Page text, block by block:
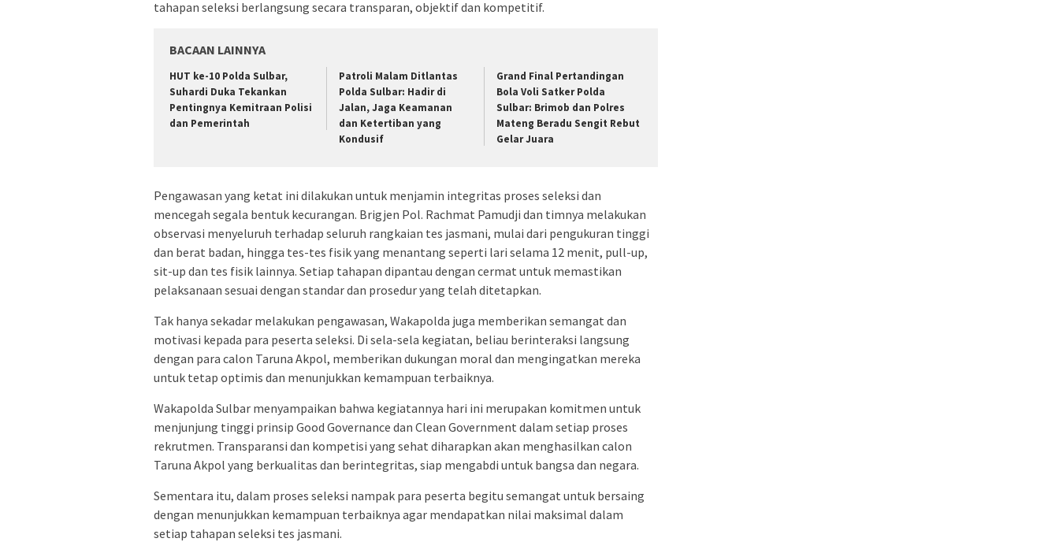
tahapan seleksi berlangsung secara transparan, objektif dan kompetitif.
BACAAN LAINNYA
HUT ke-10 Polda Sulbar,
Suhardi Duka Tekankan
Pentingnya Kemitraan Polisi
dan Pemerintah
Patroli Malam Ditlantas
Polda Sulbar: Hadir di
Jalan, Jaga Keamanan
dan Ketertiban yang
Kondusif
Grand Final Pertandingan
Bola Voli Satker Polda
Sulbar: Brimob dan Polres
Mateng Beradu Sengit Rebut
Gelar Juara
Pengawasan yang ketat ini dilakukan untuk menjamin integritas proses seleksi dan
mencegah segala bentuk kecurangan. Brigjen Pol. Rachmat Pamudji dan timnya melakukan
observasi menyeluruh terhadap seluruh rangkaian tes jasmani, mulai dari pengukuran tinggi
dan berat badan, hingga tes-tes fisik yang menantang seperti lari selama 12 menit, pull-up,
sit-up dan tes fisik lainnya. Setiap tahapan dipantau dengan cermat untuk memastikan
pelaksanaan sesuai dengan standar dan prosedur yang telah ditetapkan.
Tak hanya sekadar melakukan pengawasan, Wakapolda juga memberikan semangat dan
motivasi kepada para peserta seleksi. Di sela-sela kegiatan, beliau berinteraksi langsung
dengan para calon Taruna Akpol, memberikan dukungan moral dan mengingatkan mereka
untuk tetap optimis dan menunjukkan kemampuan terbaiknya.
Wakapolda Sulbar menyampaikan bahwa kegiatannya hari ini merupakan komitmen untuk
menjunjung tinggi prinsip Good Governance dan Clean Government dalam setiap proses
rekrutmen. Transparansi dan kompetisi yang sehat diharapkan akan menghasilkan calon
Taruna Akpol yang berkualitas dan berintegritas, siap mengabdi untuk bangsa dan negara.
Sementara itu, dalam proses seleksi nampak para peserta begitu semangat untuk bersaing
dengan menunjukkan kemampuan terbaiknya agar mendapatkan nilai maksimal dalam
setiap tahapan seleksi tes jasmani.